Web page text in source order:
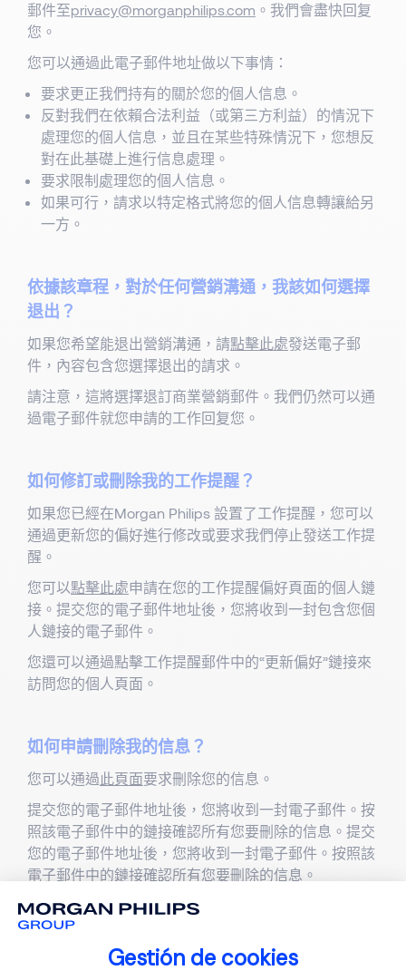
Gestión de cookies
郵件至privacy@morganphilips.com 。我們會盡快回复
您。
您可以通過此電子郵件地址做以下事情：
要求更正我們持有的關於您的個人信息。
反對我們在依賴合法利益（或第三方利益）的情況下
處理您的個人信息，並且在某些特殊情況下，您想反
對在此基礎上進行信息處理。
要求限制處理您的個人信息。
如果可行，請求以特定格式將您的個人信息轉讓給另
一方。
依據該章程，對於任何營銷溝通，我該如何選擇
退出？
如果您希望能退出營銷溝通，請點擊此處發送電子郵
件，內容包含您選擇退出的請求。
請注意，這將選擇退訂商業營銷郵件。我們仍然可以通
過電子郵件就您申請的工作回复您。
如何修訂或刪除我的工作提醒？
如果您已經在Morgan Philips 設置了工作提醒，您可以
通過更新您的偏好進行修改或要求我們停止發送工作提
醒。
您可以點擊此處申請在您的工作提醒偏好頁面的個人鏈
接。提交您的電子郵件地址後，您將收到一封包含您個
人鏈接的電子郵件。
您還可以通過點擊工作提醒郵件中的“更新偏好”鏈接來
訪問您的個人頁面。
如何申請刪除我的信息？
您可以通過此頁面要求刪除您的信息。
提交您的電子郵件地址後，您將收到一封電子郵件。按
照該電子郵件中的鏈接確認所有您要刪除的信息。提交
您的電子郵件地址後，您將收到一封電子郵件。按照該
電子郵件中的鏈接確認所有您要刪除的信息。